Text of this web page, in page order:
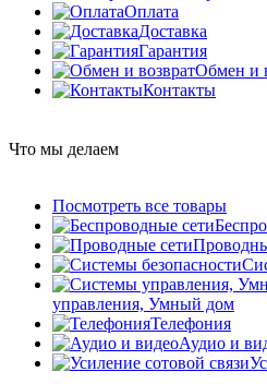
Оплата
Доставка
Гарантия
Обмен и
Контакты
Что мы делаем
Посмотреть все товары
управления, Умный дом
Телефония
Аудио и